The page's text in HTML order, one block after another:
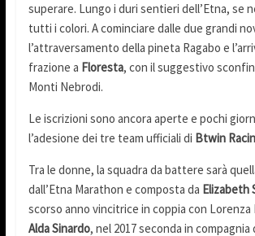
superare. Lungo i duri sentieri dell’Etna, se
tutti i colori. A cominciare dalle due grandi
l’attraversamento della pineta Ragabo e
frazione a Floresta, con il suggestivo
Monti Nebrodi.
Le iscrizioni sono ancora aperte e pochi
l’adesione dei tre team ufficiali di Btwin
Tra le donne, la squadra da battere sarà
dall’Etna Marathon e composta da Elizabeth
scorso anno vincitrice in coppia con Lorenza
Alda Sinardo, nel 2017 seconda in compagnia